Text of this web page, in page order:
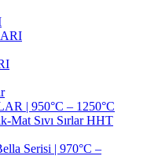
| 950°C – 1250°C
Mat Sıvı Sırlar HHT
Serisi | 970°C –